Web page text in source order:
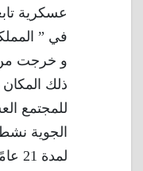
عسكرية
في ”
ذلك المكان
للمجتمع
الجوية